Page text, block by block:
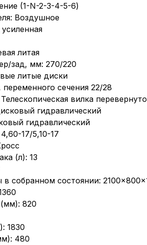
(1-N-2-3-4-5-6)
Воздушное
литая
зад, мм: 270/220
литые диски
сечения 22/28
вилка
гидравлический
гидравлический
17/5,10-17
(л): 13
в собранном состоянии:
820
1830
480